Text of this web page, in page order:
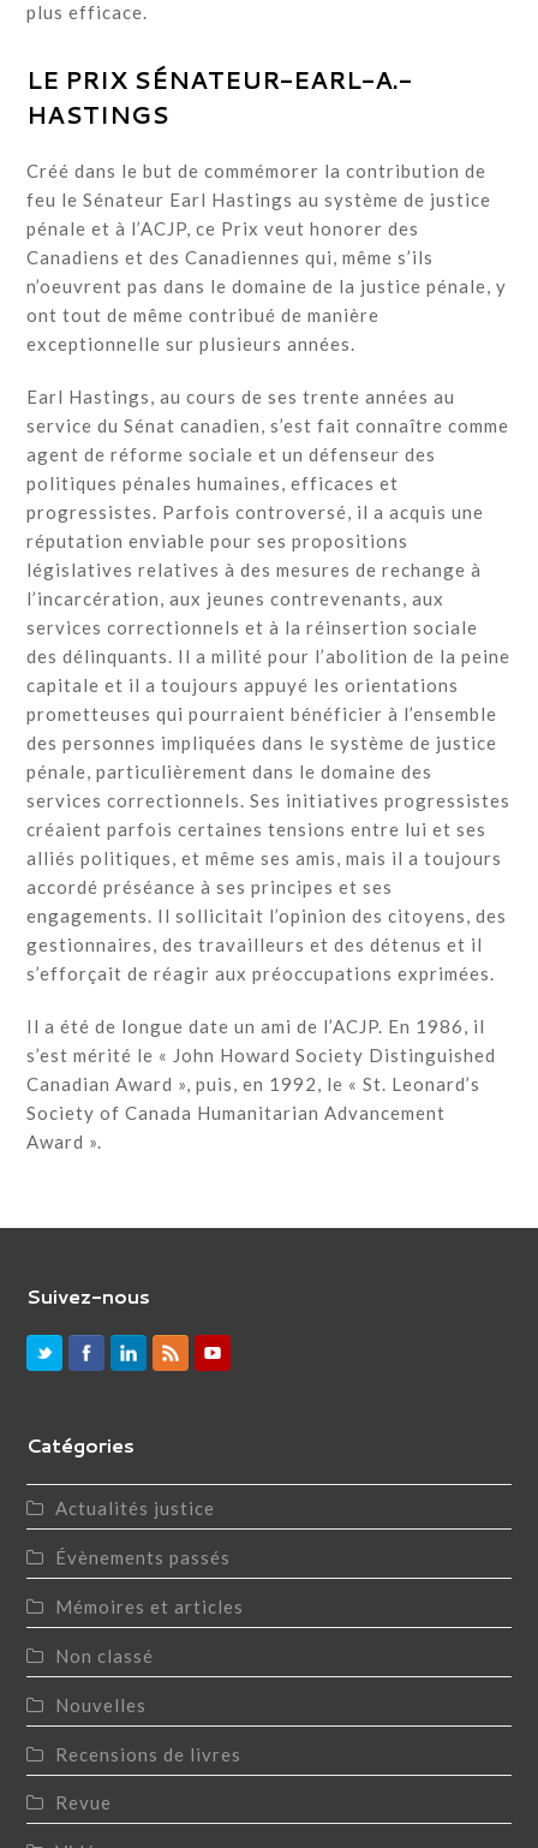
plus efficace.
LE PRIX SÉNATEUR-EARL-A.-
HASTINGS
Créé dans le but de commémorer la contribution de
feu le Sénateur Earl Hastings au système de justice
pénale et à l’ACJP, ce Prix veut honorer des
Canadiens et des Canadiennes qui, même s’ils
n’oeuvrent pas dans le domaine de la justice pénale, y
ont tout de même contribué de manière
exceptionnelle sur plusieurs années.
Earl Hastings, au cours de ses trente années au
service du Sénat canadien, s’est fait connaître comme
agent de réforme sociale et un défenseur des
politiques pénales humaines, efficaces et
progressistes. Parfois controversé, il a acquis une
réputation enviable pour ses propositions
législatives relatives à des mesures de rechange à
l’incarcération, aux jeunes contrevenants, aux
services correctionnels et à la réinsertion sociale
des délinquants. Il a milité pour l’abolition de la peine
capitale et il a toujours appuyé les orientations
prometteuses qui pourraient bénéficier à l’ensemble
des personnes impliquées dans le système de justice
pénale, particulièrement dans le domaine des
services correctionnels. Ses initiatives progressistes
créaient parfois certaines tensions entre lui et ses
alliés politiques, et même ses amis, mais il a toujours
accordé préséance à ses principes et ses
engagements. Il sollicitait l’opinion des citoyens, des
gestionnaires, des travailleurs et des détenus et il
s’efforçait de réagir aux préoccupations exprimées.
Il a été de longue date un ami de l’ACJP. En 1986, il
s’est mérité le « John Howard Society Distinguished
Canadian Award », puis, en 1992, le « St. Leonard’s
Society of Canada Humanitarian Advancement
Award ».
Suivez-nous
Catégories
Actualités justice
Évènements passés
Mémoires et articles
Non classé
Nouvelles
Recensions de livres
Revue